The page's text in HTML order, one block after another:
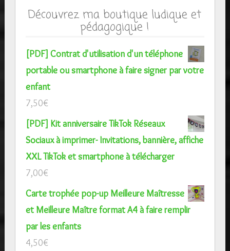
Découvrez ma boutique ludique et
pédagogique !
[PDF] Contrat d'utilisation d'un téléphone
portable ou smartphone à faire signer par votre
enfant
7,50€
[PDF] Kit anniversaire TikTok Réseaux
Sociaux à imprimer- Invitations, bannière, affiche
XXL TikTok et smartphone à télécharger
7,00€
Carte trophée pop-up Meilleure Maîtresse
et Meilleure Maître format A4 à faire remplir
par les enfants
4,50€